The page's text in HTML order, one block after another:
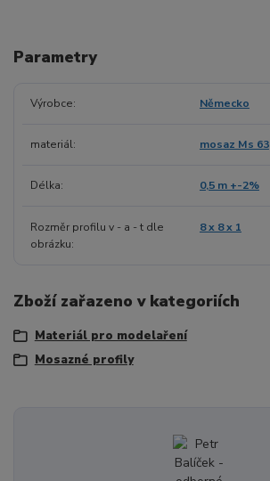
Parametry
Výrobce Německo
materiál mosaz Ms 63
Délka 0,5 m +-2%
Rozměr profilu v - a - t dle
obrázku
8 x 8 x 1
Zboží zařazeno v kategoriích
Materiál pro modelaření
Mosazné profily